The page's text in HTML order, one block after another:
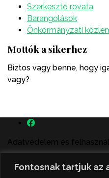
Fontosnak tartjuk az
Szerkesztő rovata
Barangolások
Önkormányzati
Mottók a sikerhez
Biztos vagy benne, hogy
vagy?
Adatvédelem és
A szenttamás.rs magyar
megjelenő szerzői írások,